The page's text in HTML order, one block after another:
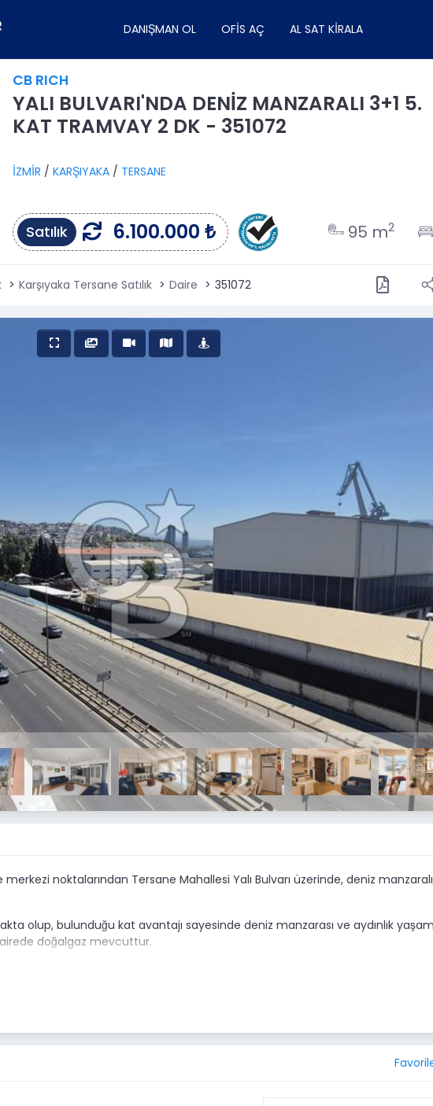
DANIŞMAN OL OFIS AÇ AL SAT KIRALA
CB RICH
YALI BULVARI'NDA DENİZ MANZARALI 3+1 5.
KAT TRAMVAY 2 DK - 351072
İZMİR / KARŞIYAKA / TERSANE
Satılık 6.100.000 ₺ 95 m2
Karşıyaka Tersane Satılık Daire 351072
merkezi noktalarından Tersane Mahallesi Yalı Bulvarı üzerinde, deniz
olup, bulunduğu kat avantajı sayesinde deniz manzarası ve aydınlık
doğalgaz mevcuttur.